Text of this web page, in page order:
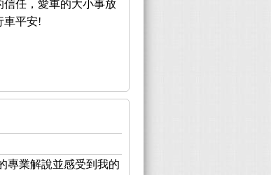
信任，愛車的大小事放
車平安!
專業解說並感受到我的